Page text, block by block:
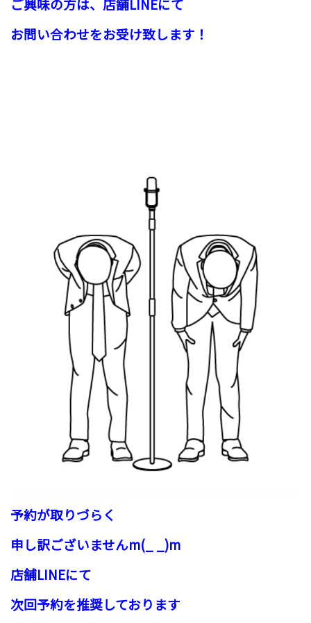
お問い合わせをお受け致します！
予約が取りづらく
申し訳ございませんm(_ _)m
店舗LINEにて
次回予約を推奨しております